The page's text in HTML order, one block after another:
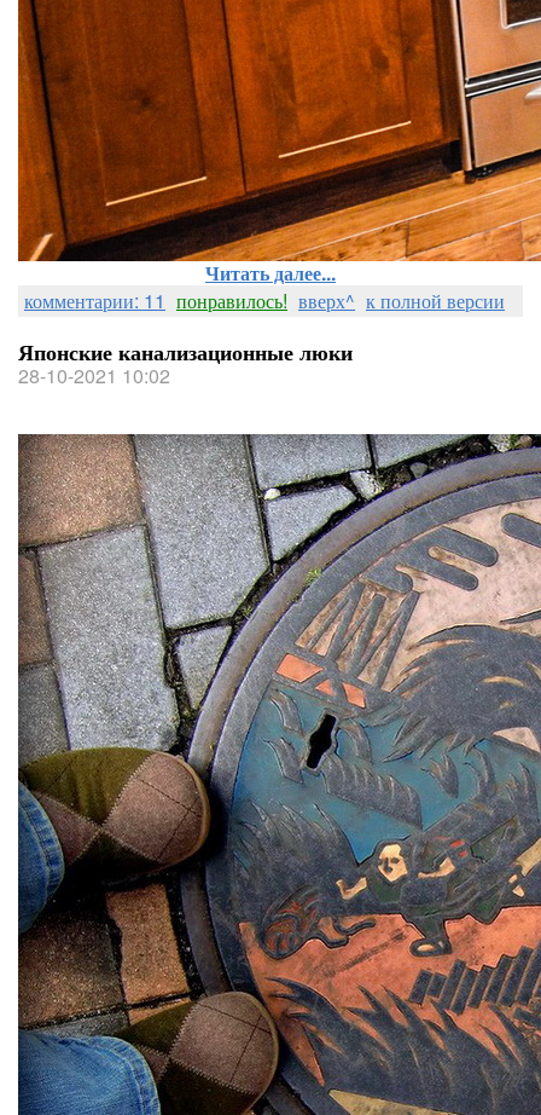
Читать далее...
комментарии: 11 понравилось! вверх^ к полной версии
Японские канализационные люки
28-10-2021 10:02